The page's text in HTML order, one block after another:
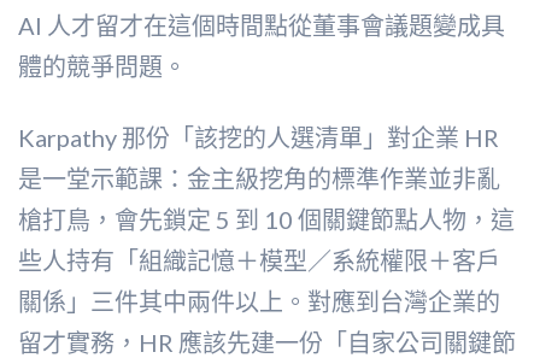
AI 人才留才在這個時間點從董事會議題變成具
體的競爭問題。
Karpathy 那份「該挖的人選清單」對企業 HR
是一堂示範課：金主級挖角的標準作業並非亂
槍打鳥，會先鎖定 5 到 10 個關鍵節點人物，這
些人持有「組織記憶＋模型／系統權限＋客戶
關係」三件其中兩件以上。對應到台灣企業的
留才實務，HR 應該先建一份「自家公司關鍵節